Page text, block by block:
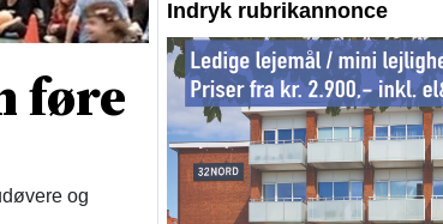
føre
og
Indryk rubrikannonce